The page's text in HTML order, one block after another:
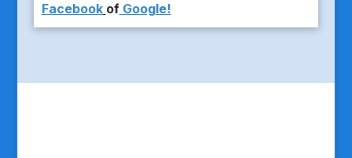
Facebook ofGoogle!